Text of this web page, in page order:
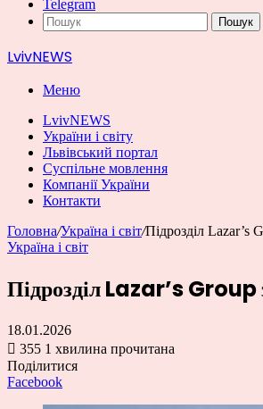
Telegram
Пошук
LvivNEWS
Меню
LvivNEWS
України і світу
Львівський портал
Суспільне мовлення
Компанії України
Контакти
Головна/Україна і світ/Підрозділ Lazar’s
Україна і світ
Підрозділ Lazar’s Group
18.01.2026
355 1 хвилина прочитана
Поділитися
Facebook